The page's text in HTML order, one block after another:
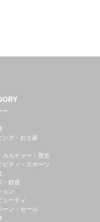
ー
ング・お土産
カルチャー・歴史
ビティ・スポーツ
・鉄道
ョン
ューティ
ーン・セール